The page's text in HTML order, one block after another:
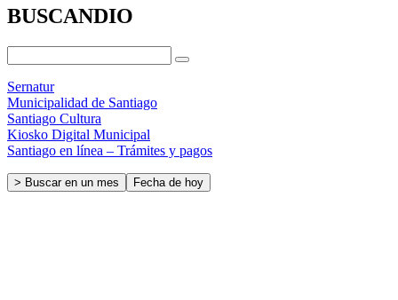
BUSCANDIO
Sernatur
Municipalidad de Santiago
Santiago Cultura
Kiosko Digital Municipal
Santiago en línea – Trámites y pagos
> Buscar en un mes Fecha de hoy